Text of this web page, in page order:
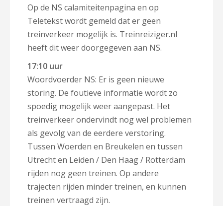
Op de NS calamiteitenpagina en op
Teletekst wordt gemeld dat er geen
treinverkeer mogelijk is. Treinreiziger.nl
heeft dit weer doorgegeven aan NS.
17:10 uur
Woordvoerder NS: Er is geen nieuwe
storing. De foutieve informatie wordt zo
spoedig mogelijk weer aangepast. Het
treinverkeer ondervindt nog wel problemen
als gevolg van de eerdere verstoring.
Tussen Woerden en Breukelen en tussen
Utrecht en Leiden / Den Haag / Rotterdam
rijden nog geen treinen. Op andere
trajecten rijden minder treinen, en kunnen
treinen vertraagd zijn.